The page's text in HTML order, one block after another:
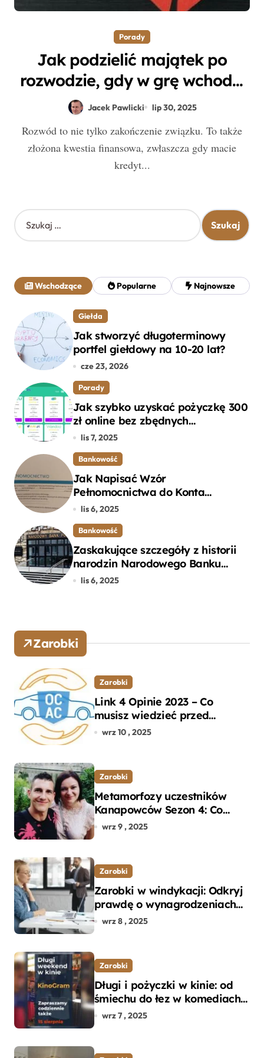
Porady
Jak podzielić majątek po
rozwodzie, gdy w grę wchodzi
spłata kredytu hipotecznego?
Jacek Pawlicki lip 30, 2025
Rozwód to nie tylko zakończenie związku. To także
złożona kwestia finansowa, zwłaszcza gdy macie
kredyt...
S
z
j
:
Wschodzące Popularne Najnowsze
Giełda
Jak stworzyć długoterminowy
portfel giełdowy na 10-20 lat?
cze 23, 2026
Porady
Jak szybko uzyskać pożyczkę 300
zł online bez zbędnych
formalności?
lis 7, 2025
Bankowość
Jak Napisać Wzór
Pełnomocnictwa do Konta
Bankowego – Praktyczny
lis 6, 2025
Bankowość
Zaskakujące szczegóły z historii
narodzin Narodowego Banku
Polskiego, o których mogłeś nie
lis 6, 2025
Zarobki
Zarobki
Link 4 Opinie 2023 – Co
musisz wiedzieć przed
wyborem ubezpieczenia OC i
wrz 10 , 2025
Zarobki
Metamorfozy uczestników
Kanapowców Sezon 4: Co
naprawdę zaskoczyło
wrz 9 , 2025
Zarobki
Zarobki w windykacji: Odkryj
prawdę o wynagrodzeniach
specjalistów w branży
wrz 8 , 2025
Zarobki
Długi i pożyczki w kinie: od
śmiechu do łez w komediach i
dramatach
wrz 7 , 2025